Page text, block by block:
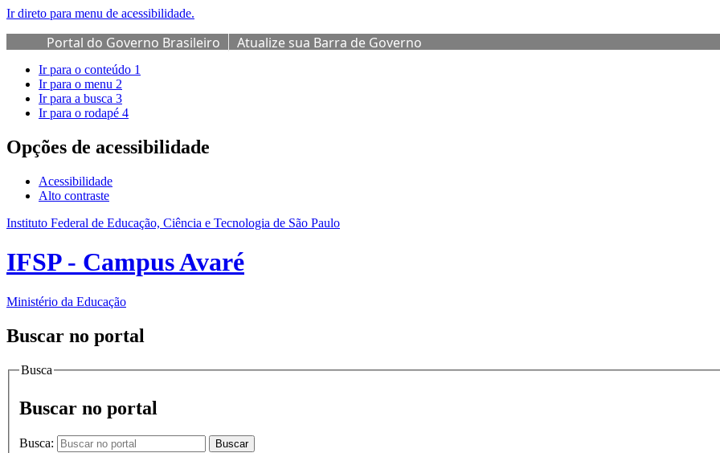
Ir direto para menu de acessibilidade.
Portal do Governo Brasileiro Atualize sua Barra de Governo
Ir para o conteúdo 1
Ir para o menu 2
Ir para a busca 3
Ir para o rodapé 4
Opções de acessibilidade
Acessibilidade
Alto contraste
Instituto Federal de Educação, Ciência e Tecnologia de São Paulo
IFSP - Campus Avaré
Ministério da Educação
Buscar no portal
Busca
Buscar no portal
Busca: Buscar